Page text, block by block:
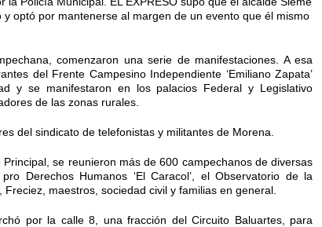
optó por mantenerse al margen de un evento que él mismo
comenzaron una serie de manifestaciones. A esa
del Frente Campesino Independiente ‘Emiliano Zapata’
y se manifestaron en los palacios Federal y Legislativo
de las zonas rurales.
del sindicato de telefonistas y militantes de Morena.
se reunieron más de 600 campechanos de diversas
Derechos Humanos ‘El Caracol’, el Observatorio de la
maestros, sociedad civil y familias en general.
por la calle 8, una fracción del Circuito Baluartes, para